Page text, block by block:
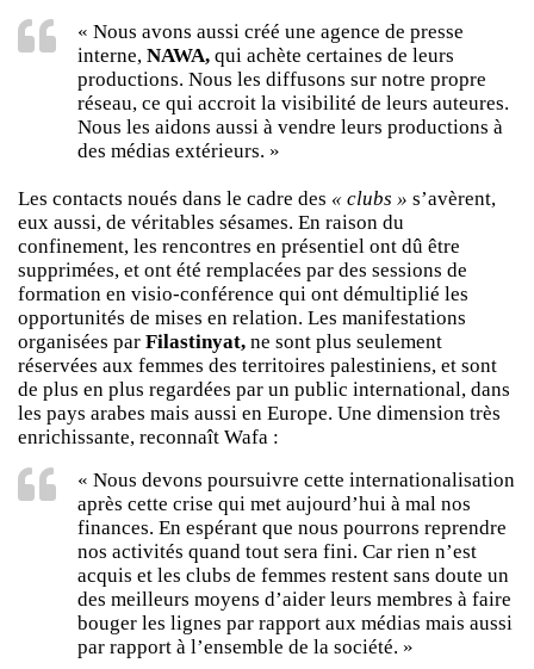
« Nous avons aussi créé une agence de presse
interne, NAWA, qui achète certaines de leurs
productions. Nous les diffusons sur notre propre
réseau, ce qui accroit la visibilité de leurs auteures.
Nous les aidons aussi à vendre leurs productions à
des médias extérieurs. »
Les contacts noués dans le cadre des « clubs » s’avèrent,
eux aussi, de véritables sésames. En raison du
confinement, les rencontres en présentiel ont dû être
supprimées, et ont été remplacées par des sessions de
formation en visio-conférence qui ont démultiplié les
opportunités de mises en relation. Les manifestations
organisées par Filastinyat, ne sont plus seulement
réservées aux femmes des territoires palestiniens, et sont
de plus en plus regardées par un public international, dans
les pays arabes mais aussi en Europe. Une dimension très
enrichissante, reconnaît Wafa :
« Nous devons poursuivre cette internationalisation
après cette crise qui met aujourd’hui à mal nos
finances. En espérant que nous pourrons reprendre
nos activités quand tout sera fini. Car rien n’est
acquis et les clubs de femmes restent sans doute un
des meilleurs moyens d’aider leurs membres à faire
bouger les lignes par rapport aux médias mais aussi
par rapport à l’ensemble de la société. »